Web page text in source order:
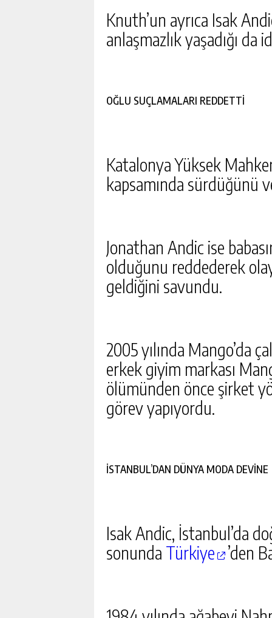
Knuth’un ayrıca Isak
anlaşmazlık yaşadığı da
OĞLU SUÇLAMALARI REDDETTİ
Katalonya Yüksek
kapsamında sürdüğünü
Jonathan Andic ise
olduğunu reddederek
geldiğini savundu.
2005 yılında Mango’da
erkek giyim markası
ölümünden önce şirket
görev yapıyordu.
İSTANBUL’DAN DÜNYA MODA DEVİNE
Isak Andic, İstanbul’da
sonunda Türkiye ’den